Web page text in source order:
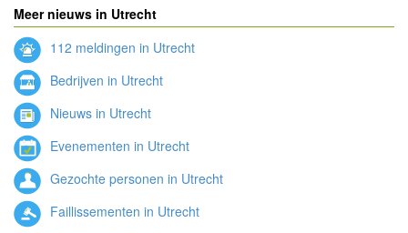
Meer nieuws in Utrecht
112 meldingen in Utrecht
Bedrijven in Utrecht
Nieuws in Utrecht
Evenementen in Utrecht
Gezochte personen in Utrecht
Faillissementen in Utrecht